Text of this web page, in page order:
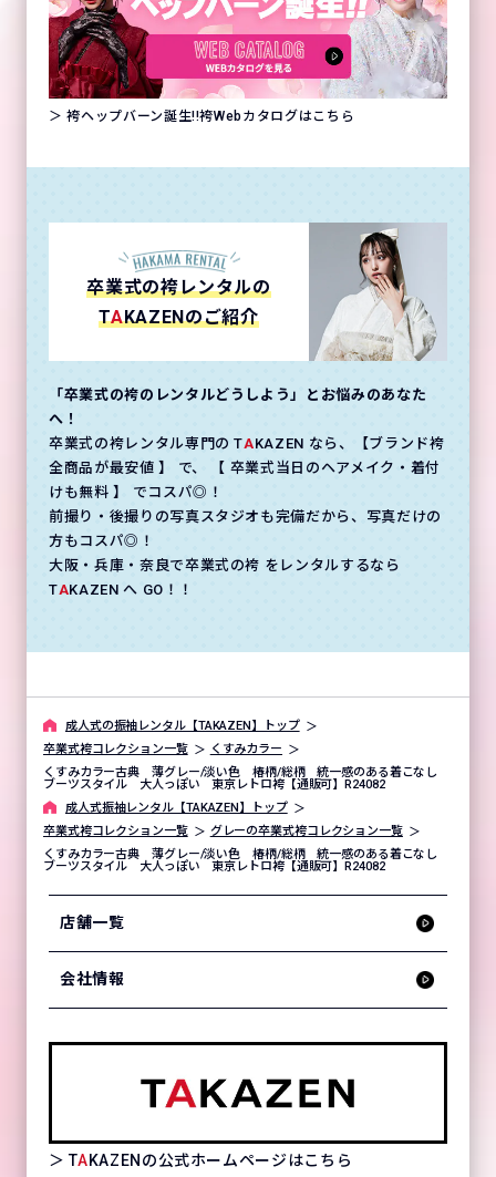
＞ 袴ヘップバーン誕生!!袴Webカタログはこちら
卒業式の袴レンタルの
TAKAZENのご紹介
「卒業式の袴のレンタルどうしよう」とお悩みのあなた
へ！
卒業式の袴レンタル専門の TAKAZEN なら、【ブランド袴
全商品が最安値 】 で、 【 卒業式当日のヘアメイク・着付
けも無料 】 でコスパ◎！
前撮り・後撮りの写真スタジオも完備だから、写真だけの
方もコスパ◎！
大阪・兵庫・奈良で卒業式の袴 をレンタルするなら
TAKAZEN へ GO！！
成⼈式の振袖レンタル【TAKAZEN】トップ
卒業式袴コレクション一覧
くすみカラー
くすみカラー古典 薄グレー/淡い色 椿柄/総柄 統一感のある着こなし
ブーツスタイル 大人っぽい 東京レトロ袴【通販可】R24082
成⼈式振袖レンタル【TAKAZEN】トップ
卒業式袴コレクション一覧
グレーの卒業式袴コレクション一覧
くすみカラー古典 薄グレー/淡い色 椿柄/総柄 統一感のある着こなし
ブーツスタイル 大人っぽい 東京レトロ袴【通販可】R24082
店舗一覧
会社情報
＞ TAKAZENの公式ホームページはこちら